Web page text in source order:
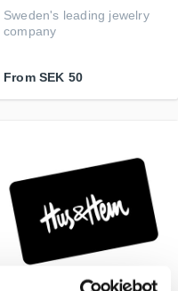
Sweden's leading jewelry
company
From SEK 50